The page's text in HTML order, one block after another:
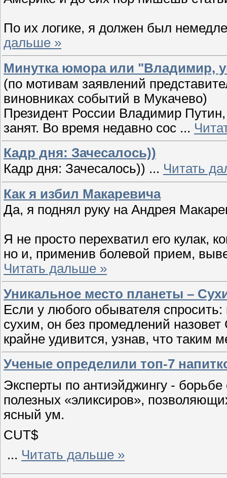
По их логике, я должен был
дальше »
Минутка юмора или "Владимир,
(по мотивам заявлений
виновниках событий в Мукачево)
Президент России Владимир
занят. Во время недавно сос ...
Кадр дня: Зачесалось))
Кадр дня: Зачесалось)) ... Читать
Как я избил Макаревича
Да, я поднял руку на Андрея
Я не просто перехватил его кулак,
но и, применив болевой прием,
Читать дальше »
Уникальное место планеты –
Если у любого обывателя
сухим, он без промедлений
крайне удивится, узнав, что таким
Ученые определили топ-7
Эксперты по антиэйджингу -
полезных «эликсиров»,
ясный ум.
CUT$
... Читать дальше »